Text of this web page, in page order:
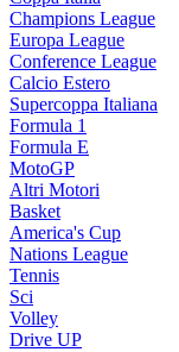
Champions League
Europa League
Conference League
Calcio Estero
Supercoppa Italiana
Formula 1
Formula E
MotoGP
Altri Motori
Basket
America's Cup
Nations League
Tennis
Sci
Volley
Drive UP